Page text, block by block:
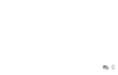
0